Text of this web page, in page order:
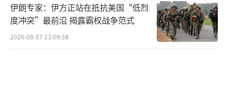
探测能力远小于左右方向，需要该机不断调整
飞行路线才能弥补这种不平衡。
伊朗专家：伊方正站在抵抗美国“低烈
度冲突”最前沿 揭露霸权战争范式
2026-08-07 13:09:38